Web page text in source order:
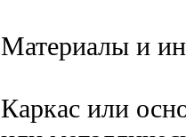
Материалы и
Каркас или